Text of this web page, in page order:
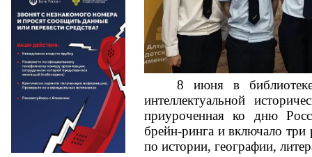
8 июня в
интеллектуальной
приуроченная ко дню
брейн-ринга и включало три
по истории, географии,